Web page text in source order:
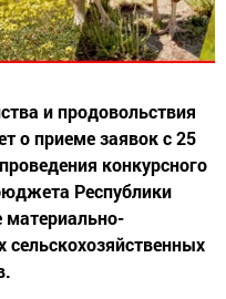
и продовольствия
о приеме заявок с 25
конкурсного
Республики
материально-